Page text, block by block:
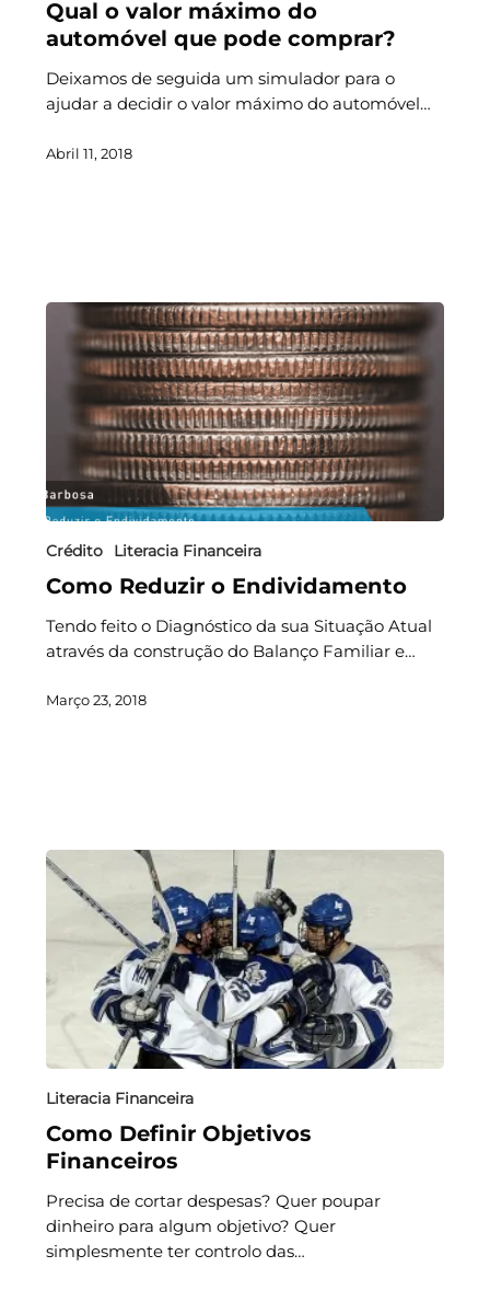
Qual o valor máximo do
automóvel que pode comprar?
Deixamos de seguida um simulador para o
ajudar a decidir o valor máximo do automóvel…
Abril 11, 2018
Crédito Literacia Financeira
Como Reduzir o Endividamento
Tendo feito o Diagnóstico da sua Situação Atual
através da construção do Balanço Familiar e…
Março 23, 2018
Literacia Financeira
Como Definir Objetivos
Financeiros
Precisa de cortar despesas? Quer poupar
dinheiro para algum objetivo? Quer
simplesmente ter controlo das…